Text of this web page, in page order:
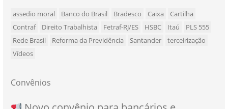
assedio moral Banco do Brasil Bradesco Caixa
Cartilha
Contraf
Direito Trabalhista Fetraf-RJ/ES HSBC Itaú
PLS 555
Rede Brasil
Reforma da Previdência Santander
terceirização
Vídeos
Convênios